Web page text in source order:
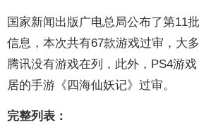
国家新闻出版广电总局公布了第11
信息，本次共有67款游戏过审，大
腾讯没有游戏在列，此外，PS4游
居的手游《四海仙妖记》过审。
完整列表：